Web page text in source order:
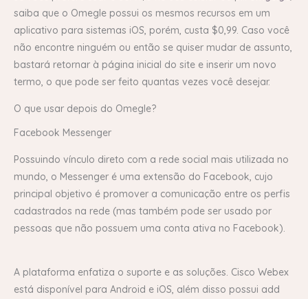
saiba que o Omegle possui os mesmos recursos em um
aplicativo para sistemas iOS, porém, custa $0,99. Caso você
não encontre ninguém ou então se quiser mudar de assunto,
bastará retornar à página inicial do site e inserir um novo
termo, o que pode ser feito quantas vezes você desejar.
O que usar depois do Omegle?
Facebook Messenger
Possuindo vínculo direto com a rede social mais utilizada no
mundo, o Messenger é uma extensão do Facebook, cujo
principal objetivo é promover a comunicação entre os perfis
cadastrados na rede (mas também pode ser usado por
pessoas que não possuem uma conta ativa no Facebook).
A plataforma enfatiza o suporte e as soluções. Cisco Webex
está disponível para Android e iOS, além disso possui add